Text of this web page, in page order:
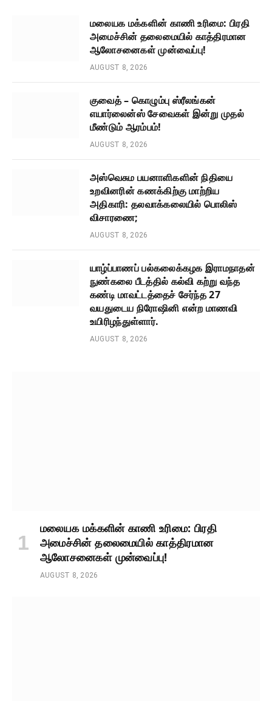
மலையக மக்களின் காணி உரிமை: பிரதி
அமைச்சின் தலைமையில் காத்திரமான
ஆலோசனைகள் முன்வைப்பு!
AUGUST 8, 2026
குவைத் – கொழும்பு ஸ்ரீலங்கன்
எயார்லைன்ஸ் சேவைகள் இன்று முதல்
மீண்டும் ஆரம்பம்!
AUGUST 8, 2026
அஸ்வெசும பயனாளிகளின் நிதியை
உறவினரின் கணக்கிற்கு மாற்றிய
அதிகாரி: தலவாக்கலையில் பொலிஸ்
விசாரணை;
AUGUST 8, 2026
யாழ்ப்பாணப் பல்கலைக்கழக இராமநாதன்
நுண்கலை பீடத்தில் கல்வி கற்று வந்த
கண்டி மாவட்டத்தைச் சேர்ந்த 27
வயதுடைய நிரோஷினி என்ற மாணவி
உயிரிழந்துள்ளார்.
AUGUST 8, 2026
மலையக மக்களின் காணி உரிமை: பிரதி
அமைச்சின் தலைமையில் காத்திரமான
ஆலோசனைகள் முன்வைப்பு!
AUGUST 8, 2026